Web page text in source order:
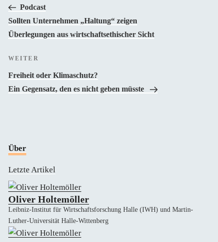
Beitrag
Podcast
Sollten Unternehmen „Haltung“ zeigen
Überlegungen aus wirtschaftsethischer Sicht
Nächster
Beitrag
WEITER
Freiheit oder Klimaschutz?
Ein Gegensatz, den es nicht geben müsste
Über
Letzte Artikel
Oliver Holtemöller
Leibniz-Institut für Wirtschaftsforschung Halle (IWH) und Martin-
Luther-Universität Halle-Wittenberg